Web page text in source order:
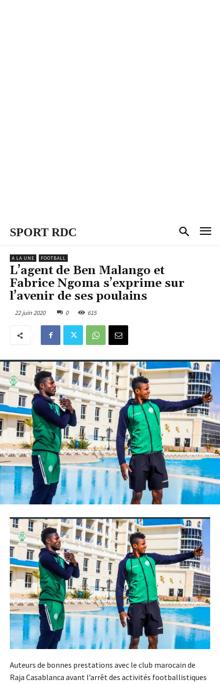
SPORT RDC
A LA UNE FOOTBALL
L’agent de Ben Malango et
Fabrice Ngoma s’exprime sur
l’avenir de ses poulains
22 juin 2020 0 615
Auteurs de bonnes prestations avec le club marocain de
Raja Casablanca avant l’arrêt des activités footballistiques